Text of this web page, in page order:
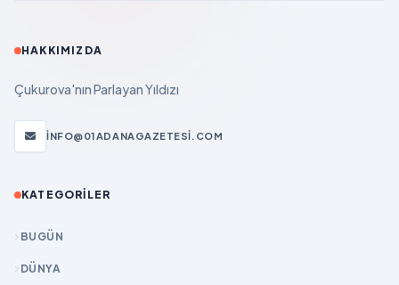
HAKKIMIZDA
Çukurova'nın Parlayan Yıldızı
INFO@01ADANAGAZETESI.COM
KATEGORILER
BUGÜN
DÜNYA